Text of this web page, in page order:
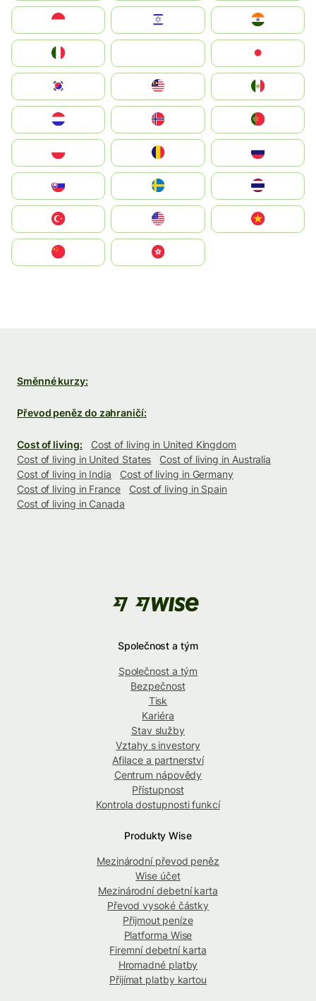
South Korea
United States
中國香港特別行政區
Směnné kurzy:
Převod peněz do zahraničí:
Cost of living:
Cost of living in United Kingdom
Cost of living in United States
Cost of living in Australia
Cost of living in India
Cost of living in Germany
Cost of living in France
Cost of living in Spain
Cost of living in Canada
Společnost a tým
Společnost a tým
Bezpečnost
Tisk
Kariéra
Stav služby
Vztahy s investory
Afilace a partnerství
Centrum nápovědy
Přístupnost
Kontrola dostupnosti funkcí
Produkty Wise
Mezinárodní převod peněz
Wise účet
Mezinárodní debetní karta
Převod vysoké částky
Přijmout peníze
Platforma Wise
Firemní debetní karta
Hromadné platby
Přijímat platby kartou